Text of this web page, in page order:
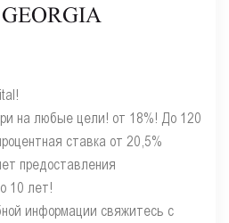
на любые цели! от 18%! До 120
ставка от 20,5%
предоставления
10 лет!
информации свяжитесь с